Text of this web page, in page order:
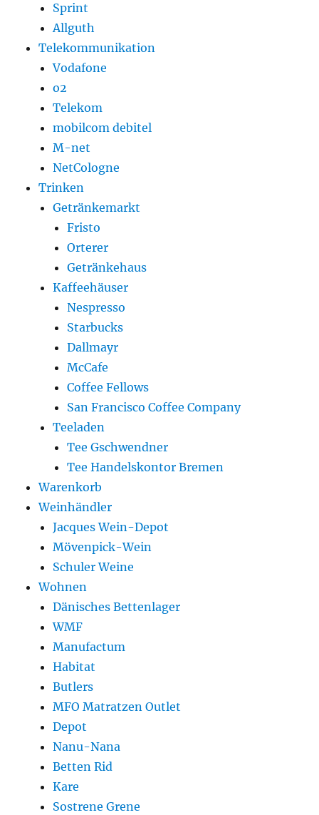
Sprint
Allguth
Telekommunikation
Vodafone
o2
Telekom
mobilcom debitel
M-net
NetCologne
Trinken
Getränkemarkt
Fristo
Orterer
Getränkehaus
Kaffeehäuser
Nespresso
Starbucks
Dallmayr
McCafe
Coffee Fellows
San Francisco Coffee Company
Teeladen
Tee Gschwendner
Tee Handelskontor Bremen
Warenkorb
Weinhändler
Jacques Wein-Depot
Mövenpick-Wein
Schuler Weine
Wohnen
Dänisches Bettenlager
WMF
Manufactum
Habitat
Butlers
MFO Matratzen Outlet
Depot
Nanu-Nana
Betten Rid
Kare
Sostrene Grene